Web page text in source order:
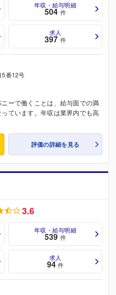
年収・給与明細
504 件
求人
397 件
5番12号
ーで働くことは、給与面での満
ています。年収は業界内でも高
評価の詳細を見る
3.6
年収・給与明細
539 件
求人
94 件